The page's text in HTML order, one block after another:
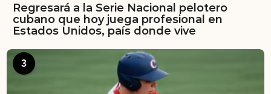
Regresará a la Serie Nacional pelotero
cubano que hoy juega profesional en
Estados Unidos, país donde vive
3